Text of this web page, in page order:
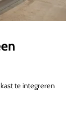
te integreren